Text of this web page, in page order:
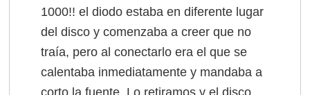
1000!! el diodo estaba en diferente lugar
del disco y comenzaba a creer que no
traía, pero al conectarlo era el que se
calentaba inmediatamente y mandaba a